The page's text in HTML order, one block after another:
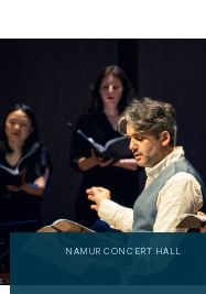
NAMUR CONCERT HALL